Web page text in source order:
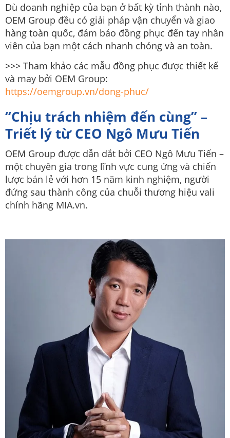
Dù doanh nghiệp của bạn ở bất kỳ tỉnh thành nào,
OEM Group đều có giải pháp vận chuyển và giao
hàng toàn quốc, đảm bảo đồng phục đến tay nhân
viên của bạn một cách nhanh chóng và an toàn.
>>> Tham khảo các mẫu đồng phục được thiết kế
và may bởi OEM Group:
https://oemgroup.vn/dong-phuc/
“Chịu trách nhiệm đến cùng” –
Triết lý từ CEO Ngô Mưu Tiến
OEM Group được dẫn dắt bởi CEO Ngô Mưu Tiến –
một chuyên gia trong lĩnh vực cung ứng và chiến
lược bán lẻ với hơn 15 năm kinh nghiệm, người
đứng sau thành công của chuỗi thương hiệu vali
chính hãng MIA.vn.